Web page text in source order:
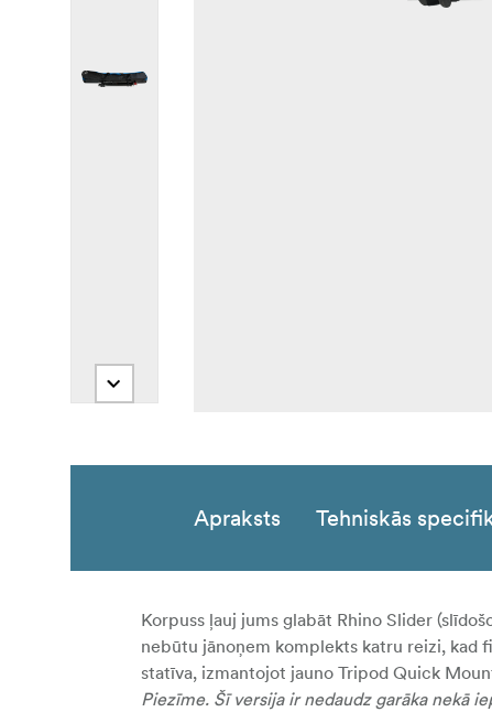
Apraksts Tehniskās
Korpuss ļauj jums glabāt Rhino Slider
nebūtu jānoņem komplekts katru reizi, kad
statīva, izmantojot jauno Tripod Quick
Piezīme. Šī versija ir nedaudz garāka nekā